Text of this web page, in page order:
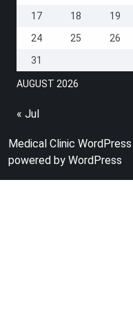
AUGUST 2026
17
18 19
24
25 26
31
« Jul
Medical Clinic
powered by WordPress